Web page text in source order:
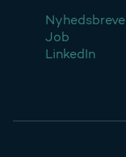
Nyhedsbreve
Job
LinkedIn